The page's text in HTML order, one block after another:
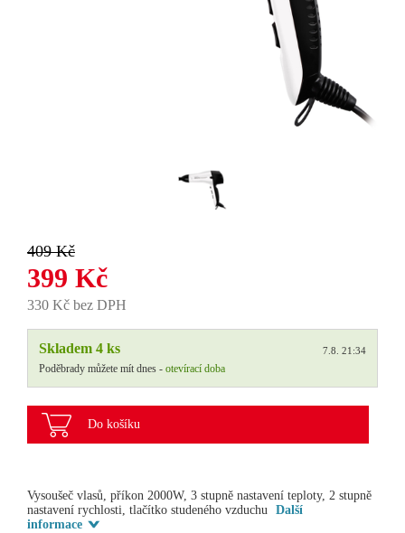
409 Kč
399 Kč
330 Kč bez DPH
Skladem 4 ks 7.8. 21:34
Poděbrady můžete mít dnes - otevírací doba
Do košíku
Vysoušeč vlasů, příkon 2000W, 3 stupně nastavení teploty, 2 stupně
nastavení rychlosti, tlačítko studeného vzduchu Další
informace